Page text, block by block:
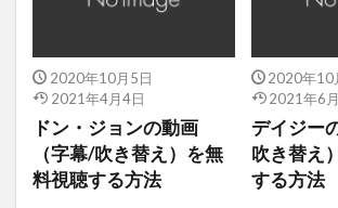
2020年10月5日
2021年4月4日
ドン・ジョンの動画
（字幕/吹き替え）を無
料視聴する方法
2020年10
2021年6
デイジー
吹き替え
する方法